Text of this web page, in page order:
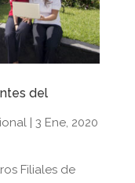
del
| 3 Ene, 2020
Filiales de